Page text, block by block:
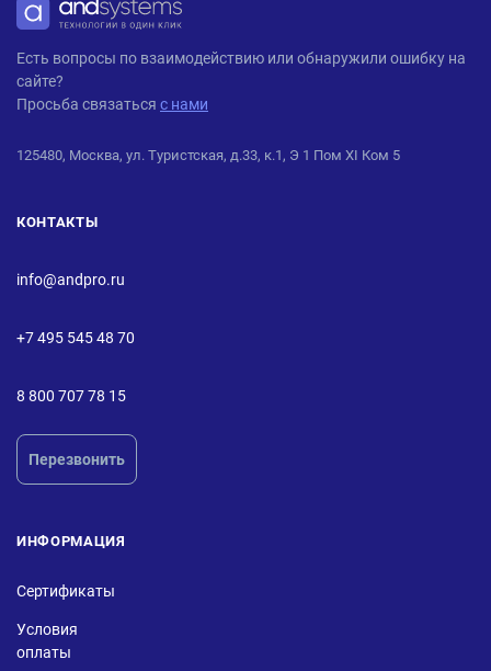
ANDPRO
Есть вопросы по взаимодействию или обнаружили ошибку на
сайте?
Просьба связаться с нами
125480, Москва, ул. Туристская, д.33, к.1, Э 1 Пом XI Ком 5
КОНТАКТЫ
info@andpro.ru
+7 495 545 48 70
8 800 707 78 15
Перезвонить
ИНФОРМАЦИЯ
Сертификаты
Условия
оплаты